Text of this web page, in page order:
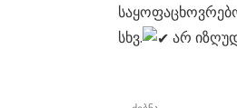
სხვ.
არ